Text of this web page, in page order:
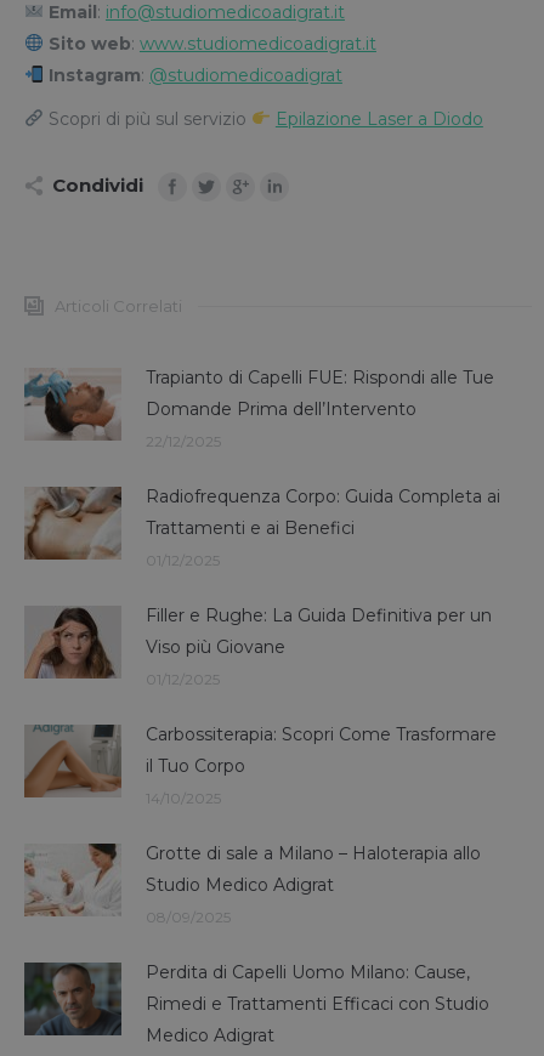
Email: info@studiomedicoadigrat.it
Sito web: www.studiomedicoadigrat.it
Instagram: @studiomedicoadigrat
Scopri di più sul servizio
Epilazione Laser a Diodo
Condividi
Articoli Correlati
Trapianto di Capelli FUE: Rispondi alle Tue
Domande Prima dell’Intervento
22/12/2025
Radiofrequenza Corpo: Guida Completa ai
Trattamenti e ai Benefici
01/12/2025
Filler e Rughe: La Guida Definitiva per un
Viso più Giovane
01/12/2025
Carbossiterapia: Scopri Come Trasformare
il Tuo Corpo
14/10/2025
Grotte di sale a Milano – Haloterapia allo
Studio Medico Adigrat
08/09/2025
Perdita di Capelli Uomo Milano: Cause,
Rimedi e Trattamenti Efficaci con Studio
Medico Adigrat